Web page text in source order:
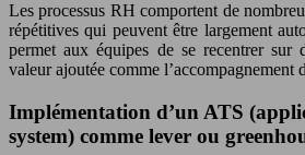
Les processus RH comportent de
répétitives qui peuvent être largement
permet aux équipes de se recentrer sur
valeur ajoutée comme l’accompagnement
Implémentation d’un ATS
system) comme lever ou